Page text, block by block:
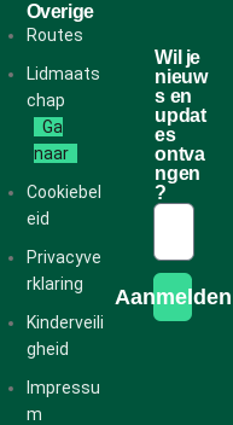
Overige
Routes
Lidmaats
chap
Ga
naar
Cookiebel
eid
Privacyve
rklaring
Kinderveili
gheid
Impressu
m
Wil je
nieuw
s en
updat
es
ontva
ngen
?
Aanmelden